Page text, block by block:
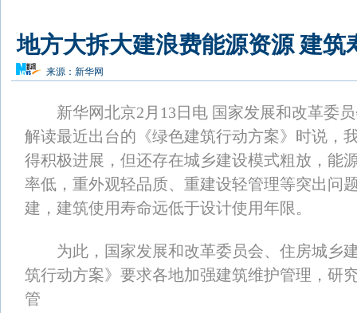
地方大拆大建浪费能源资源 建筑
来源： 新华网
新华网北京2月13日电 国家发展和改革委员
解读最近出台的《绿色建筑行动方案》时说，
得积极进展，但还存在城乡建设模式粗放，能
率低，重外观轻品质、重建设轻管理等突出问
建，建筑使用寿命远低于设计使用年限。
为此，国家发展和改革委员会、住房城乡
筑行动方案》要求各地加强建筑维护管理，研
管